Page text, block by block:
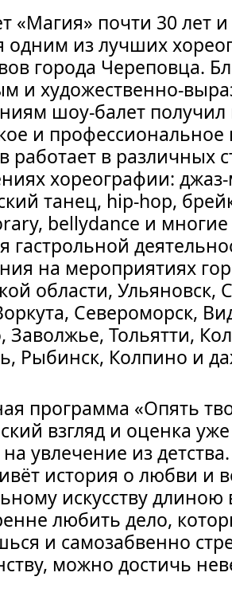
«Магия» почти 30 лет
одним из лучших
города Череповца.
и художественно-
шоу-балет получил
и
работает в различных
хореографии:
танец, hip-hop,
bellydance и многие
гастрольной
на мероприятиях
области, Ульяновск,
Североморск,
Заволжье, Тольятти,
Рыбинск, Колпино и
программа «Опять
взгляд и оценка
увлечение из
история о любви и
искусству
любить дело,
и самозабвенно
можно достичь